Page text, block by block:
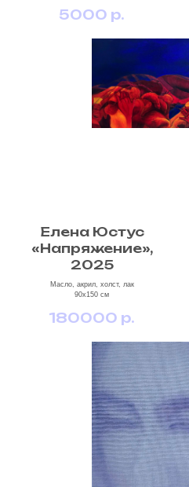
5000 р.
Елена Юстус
«Напряжение»,
2025
Масло, акрил, холст, лак
90х150 см
180000 р.